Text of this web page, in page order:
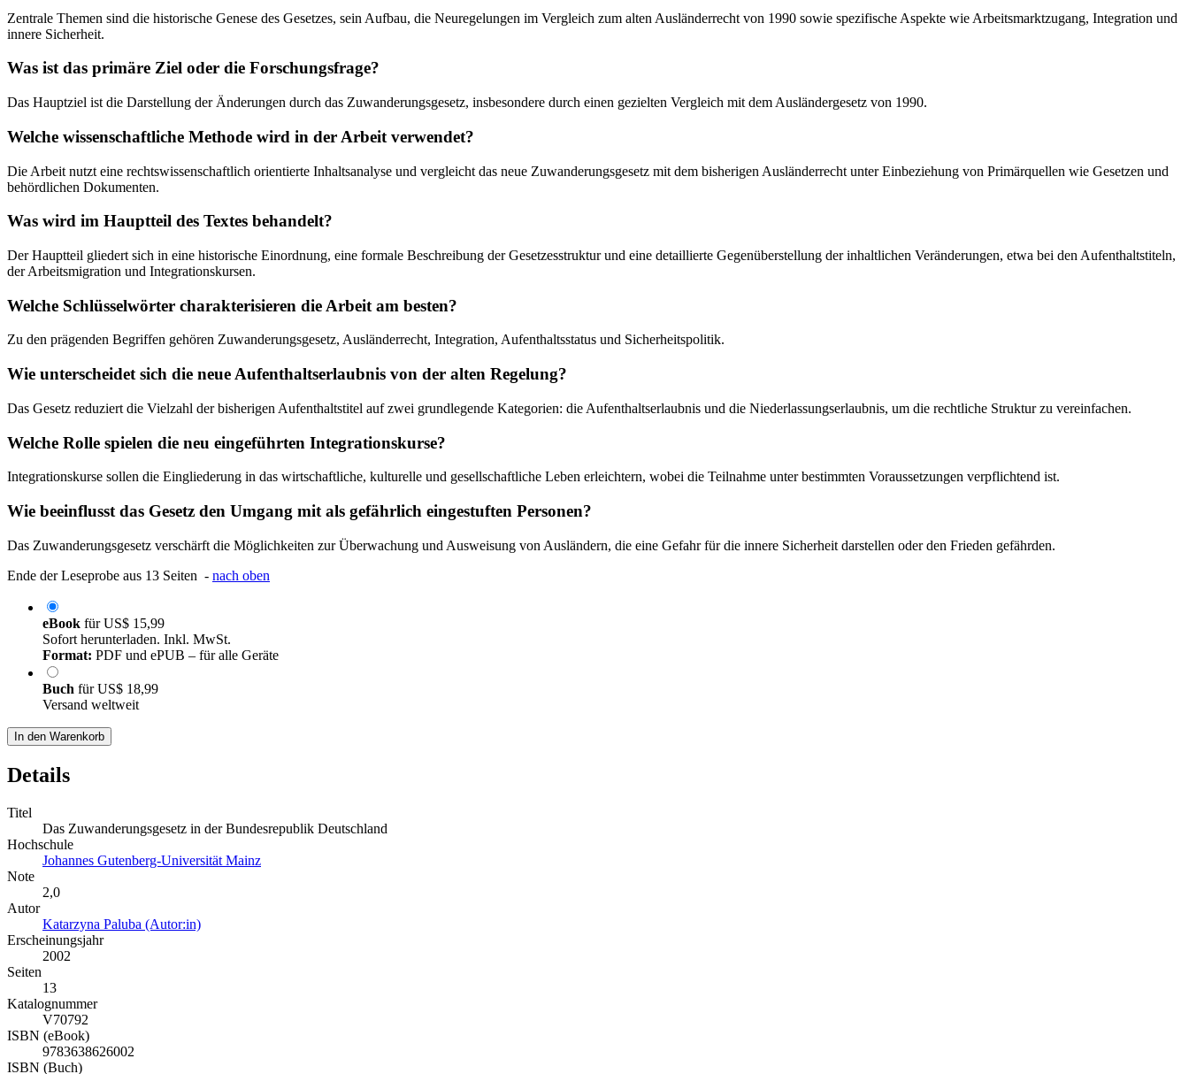
Zentrale Themen sind die historische Genese des Gesetzes, sein Aufbau, die Neuregelungen im Vergleich zum alten Ausländerrecht von 1990 sowie spezifische Aspekte wie Arbeitsmarktzugang, Integration und
innere Sicherheit.
Was ist das primäre Ziel oder die Forschungsfrage?
Das Hauptziel ist die Darstellung der Änderungen durch das Zuwanderungsgesetz, insbesondere durch einen gezielten Vergleich mit dem Ausländergesetz von 1990.
Welche wissenschaftliche Methode wird in der Arbeit verwendet?
Die Arbeit nutzt eine rechtswissenschaftlich orientierte Inhaltsanalyse und vergleicht das neue Zuwanderungsgesetz mit dem bisherigen Ausländerrecht unter Einbeziehung von Primärquellen wie Gesetzen und
behördlichen Dokumenten.
Was wird im Hauptteil des Textes behandelt?
Der Hauptteil gliedert sich in eine historische Einordnung, eine formale Beschreibung der Gesetzesstruktur und eine detaillierte Gegenüberstellung der inhaltlichen Veränderungen, etwa bei den Aufenthaltstiteln,
der Arbeitsmigration und Integrationskursen.
Welche Schlüsselwörter charakterisieren die Arbeit am besten?
Zu den prägenden Begriffen gehören Zuwanderungsgesetz, Ausländerrecht, Integration, Aufenthaltsstatus und Sicherheitspolitik.
Wie unterscheidet sich die neue Aufenthaltserlaubnis von der alten Regelung?
Das Gesetz reduziert die Vielzahl der bisherigen Aufenthaltstitel auf zwei grundlegende Kategorien: die Aufenthaltserlaubnis und die Niederlassungserlaubnis, um die rechtliche Struktur zu vereinfachen.
Welche Rolle spielen die neu eingeführten Integrationskurse?
Integrationskurse sollen die Eingliederung in das wirtschaftliche, kulturelle und gesellschaftliche Leben erleichtern, wobei die Teilnahme unter bestimmten Voraussetzungen verpflichtend ist.
Wie beeinflusst das Gesetz den Umgang mit als gefährlich eingestuften Personen?
Das Zuwanderungsgesetz verschärft die Möglichkeiten zur Überwachung und Ausweisung von Ausländern, die eine Gefahr für die innere Sicherheit darstellen oder den Frieden gefährden.
Ende der Leseprobe aus 13 Seiten - nach oben
eBook fürUS$ 15,99
Sofort herunterladen. Inkl. MwSt.
Format: PDF und ePUB – für alle Geräte
Buch fürUS$ 18,99
Versand weltweit
In den Warenkorb
Details
Titel
Das Zuwanderungsgesetz in der Bundesrepublik Deutschland
Hochschule
Johannes Gutenberg-Universität Mainz
Note
2,0
Autor
Katarzyna Paluba (Autor:in)
Erscheinungsjahr
2002
Seiten
13
Katalognummer
V70792
ISBN (eBook)
9783638626002
ISBN (Buch)